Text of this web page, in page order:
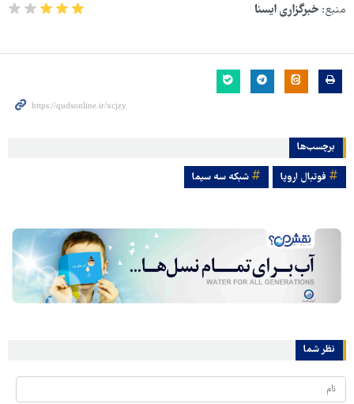
منبع: خبرگزاری ایسنا
برچسب‌ها
فوتبال اروپا شبکه سه سیما
نظر شما